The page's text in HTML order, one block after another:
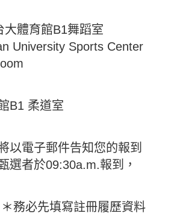
大體育館B1舞蹈室
University Sports Center
B1 柔道室
以電子郵件告知您的報到
選者於09:30a.m.報到，
務必先填寫註冊履歷資料